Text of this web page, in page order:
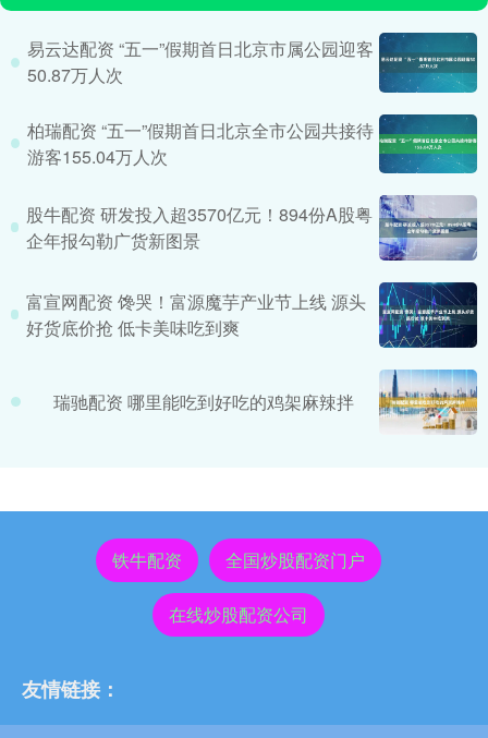
易云达配资 “五一”假期首日北京市属公园迎客
50.87万人次
柏瑞配资 “五一”假期首日北京全市公园共接待
游客155.04万人次
股牛配资 研发投入超3570亿元！894份A股粤
企年报勾勒广货新图景
富宣网配资 馋哭！富源魔芋产业节上线 源头
好货底价抢 低卡美味吃到爽
瑞驰配资 哪里能吃到好吃的鸡架麻辣拌
铁牛配资 全国炒股配资门户
在线炒股配资公司
友情链接：